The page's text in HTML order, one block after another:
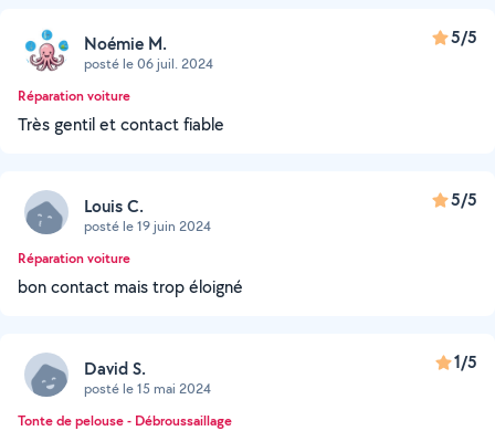
Noémie M.
posté le 06 juil. 2024
5/5
Réparation voiture
Très gentil et contact fiable
Louis C.
posté le 19 juin 2024
5/5
Réparation voiture
bon contact mais trop éloigné
David S.
posté le 15 mai 2024
1/5
Tonte de pelouse - Débroussaillage